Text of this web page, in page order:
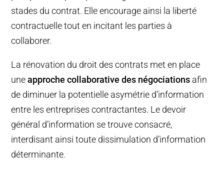
stades du contrat. Elle encourage ainsi la liberté
contractuelle tout en incitant les parties à
collaborer.
La rénovation du droit des contrats met en place
uneapproche collaborative des négociations afin
de diminuer la potentielle asymétrie d’information
entre les entreprises contractantes. Le devoir
général d’information se trouve consacré,
interdisant ainsi toute dissimulation d’information
déterminante.